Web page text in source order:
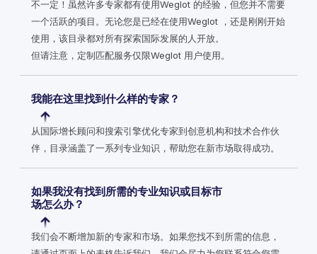
不一定！虽然许多专家都有使用Weglot 的经验，但您并不需要
一个活跃的项目。无论您是已经在使用Weglot ，还是刚刚开始
使用，该目录都对所有探索国际发展的人开放。
但请注意，定制匹配服务仅限Weglot 用户使用。
我能在这里找到什么样的专家？
从国际增长顾问和搜索引擎优化专家到创意机构和技术合作伙
伴，目录涵盖了一系列专业知识，帮助您在新市场取得成功。
如果我没有找到所需的专业知识或目标市
场怎么办？
我们会不断增加新的专家和市场。如果您找不到所需的信息，